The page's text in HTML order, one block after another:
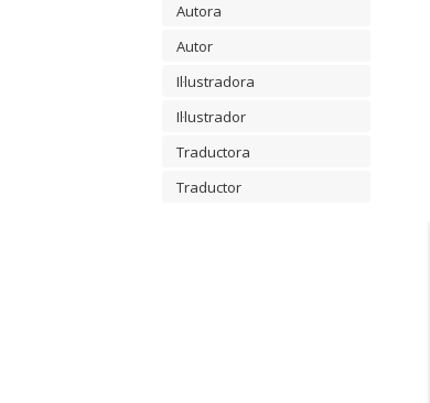
Autora
Autor
Il·lustradora
Il·lustrador
Traductora
Traductor